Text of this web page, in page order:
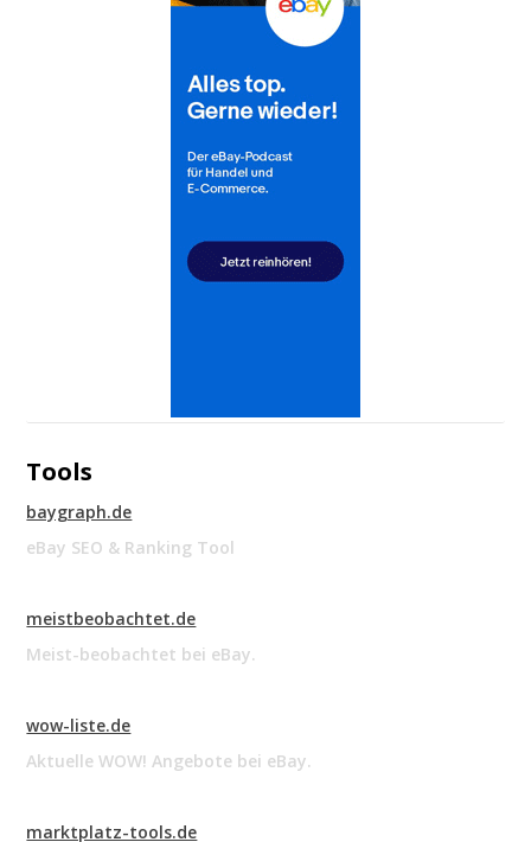
Tools
baygraph.de
eBay SEO & Ranking Tool
meistbeobachtet.de
Meist-beobachtet bei eBay.
wow-liste.de
Aktuelle WOW! Angebote bei eBay.
marktplatz-tools.de